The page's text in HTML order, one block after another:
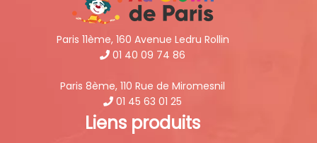
Paris 11ème, 160 Avenue Ledru Rollin
01 40 09 74 86
Paris 8ème, 110 Rue de Miromesnil
01 45 63 01 25
Liens produits